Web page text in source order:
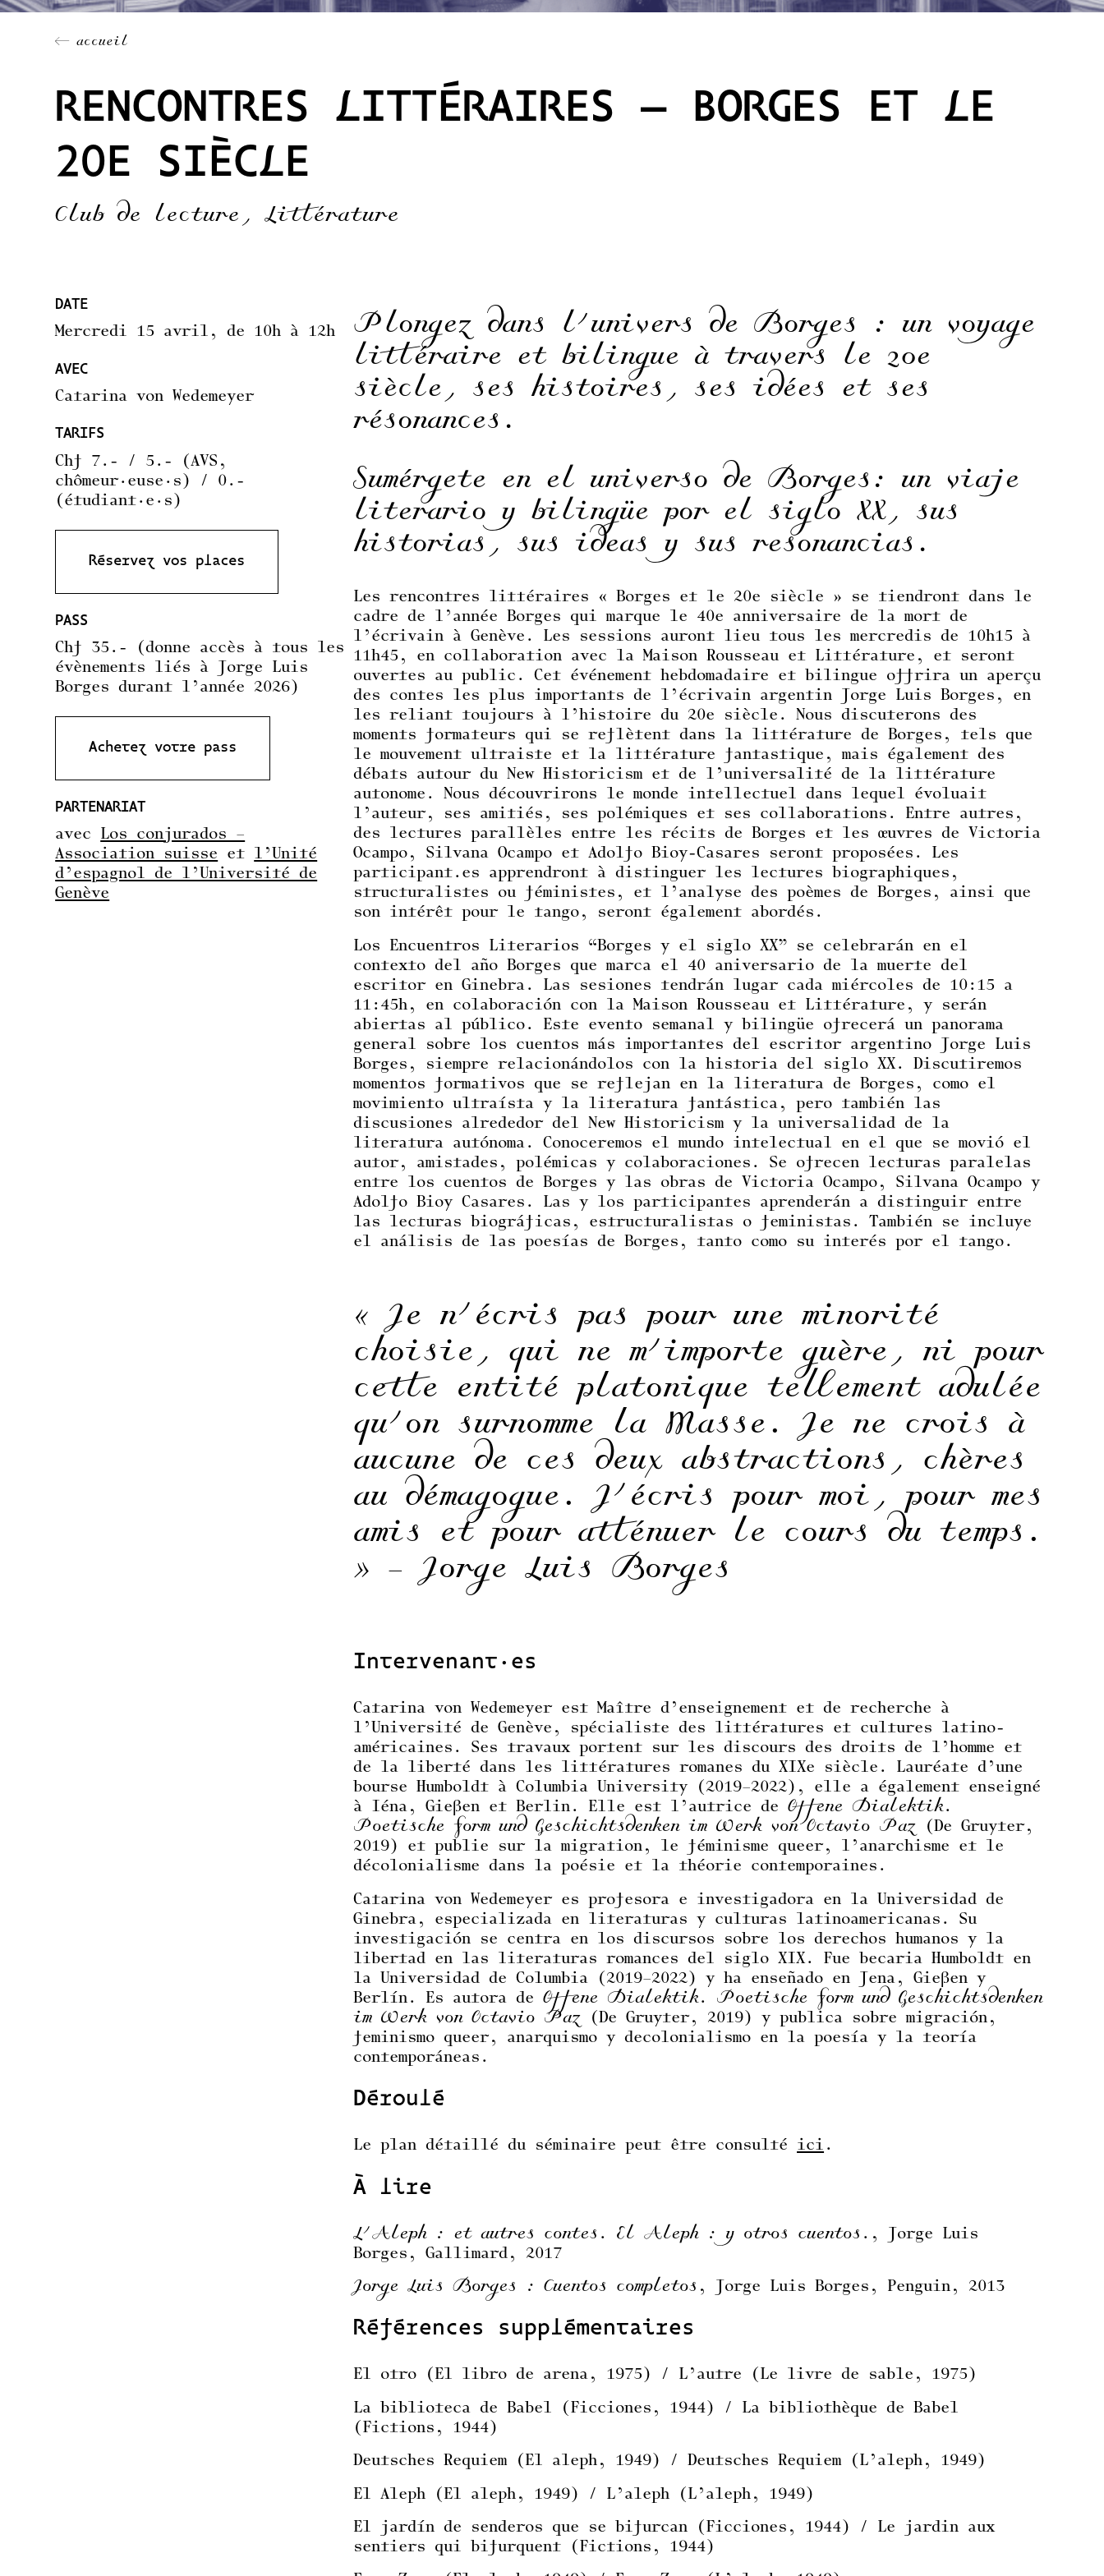
← accueil
RENCONTRES LITTÉRAIRES – BORGES ET LE
20E SIÈCLE
Club de lecture, Littérature
DATE
Mercredi 15 avril, de 10h à 12h
AVEC
Catarina von Wedemeyer
TARIFS
Chf 7.- / 5.- (AVS,
chômeur·euse·s) / 0.-
(étudiant·e·s)
Réservez vos places
PASS
Chf 35.- (donne accès à tous les
évènements liés à Jorge Luis
Borges durant l’année 2026)
Achetez votre pass
PARTENARIAT
avec Los conjurados –
Association suisse et l’Unité
d’espagnol de l’Université de
Genève
Plongez dans l’univers de Borges : un voyage
littéraire et bilingue à travers le 20e
siècle, ses histoires, ses idées et ses
résonances.
Sumérgete en el universo de Borges: un viaje
literario y bilingüe por el siglo XX, sus
historias, sus ideas y sus resonancias.
Les rencontres littéraires « Borges et le 20e siècle » se tiendront dans le
cadre de l’année Borges qui marque le 40e anniversaire de la mort de
l’écrivain à Genève. Les sessions auront lieu tous les mercredis de 10h15 à
11h45, en collaboration avec la Maison Rousseau et Littérature, et seront
ouvertes au public. Cet événement hebdomadaire et bilingue offrira un aperçu
des contes les plus importants de l’écrivain argentin Jorge Luis Borges, en
les reliant toujours à l’histoire du 20e siècle. Nous discuterons des
moments formateurs qui se reflètent dans la littérature de Borges, tels que
le mouvement ultraiste et la littérature fantastique, mais également des
débats autour du New Historicism et de l’universalité de la littérature
autonome. Nous découvrirons le monde intellectuel dans lequel évoluait
l’auteur, ses amitiés, ses polémiques et ses collaborations. Entre autres,
des lectures parallèles entre les récits de Borges et les œuvres de Victoria
Ocampo, Silvana Ocampo et Adolfo Bioy-Casares seront proposées. Les
participant.es apprendront à distinguer les lectures biographiques,
structuralistes ou féministes, et l’analyse des poèmes de Borges, ainsi que
son intérêt pour le tango, seront également abordés.
Los Encuentros Literarios “Borges y el siglo XX” se celebrarán en el
contexto del año Borges que marca el 40 aniversario de la muerte del
escritor en Ginebra. Las sesiones tendrán lugar cada miércoles de 10:15 a
11:45h, en colaboración con la Maison Rousseau et Littérature, y serán
abiertas al público. Este evento semanal y bilingüe ofrecerá un panorama
general sobre los cuentos más importantes del escritor argentino Jorge Luis
Borges, siempre relacionándolos con la historia del siglo XX. Discutiremos
momentos formativos que se reflejan en la literatura de Borges, como el
movimiento ultraísta y la literatura fantástica, pero también las
discusiones alrededor del New Historicism y la universalidad de la
literatura autónoma. Conoceremos el mundo intelectual en el que se movió el
autor, amistades, polémicas y colaboraciones. Se ofrecen lecturas paralelas
entre los cuentos de Borges y las obras de Victoria Ocampo, Silvana Ocampo y
Adolfo Bioy Casares. Las y los participantes aprenderán a distinguir entre
las lecturas biográficas, estructuralistas o feministas. También se incluye
el análisis de las poesías de Borges, tanto como su interés por el tango.
« Je n’écris pas pour une minorité
choisie, qui ne m’importe guère, ni pour
cette entité platonique tellement adulée
qu’on surnomme la Masse. Je ne crois à
aucune de ces deux abstractions, chères
au démagogue. J’écris pour moi, pour mes
amis et pour atténuer le cours du temps.
» – Jorge Luis Borges
Intervenant·es
Catarina von Wedemeyer est Maître d’enseignement et de recherche à
l’Université de Genève, spécialiste des littératures et cultures latino-
américaines. Ses travaux portent sur les discours des droits de l’homme et
de la liberté dans les littératures romanes du XIXe siècle. Lauréate d’une
bourse Humboldt à Columbia University (2019–2022), elle a également enseigné
à Iéna, Gießen et Berlin. Elle est l’autrice deOffene Dialektik.
Poetische Form und Geschichtsdenken im Werk von Octavio Paz (De Gruyter,
2019) et publie sur la migration, le féminisme queer, l’anarchisme et le
décolonialisme dans la poésie et la théorie contemporaines.
Catarina von Wedemeyer es profesora e investigadora en la Universidad de
Ginebra, especializada en literaturas y culturas latinoamericanas. Su
investigación se centra en los discursos sobre los derechos humanos y la
libertad en las literaturas romances del siglo XIX. Fue becaria Humboldt en
la Universidad de Columbia (2019–2022) y ha enseñado en Jena, Gießen y
Berlín. Es autora deOffene Dialektik. Poetische Form und Geschichtsdenken
im Werk von Octavio Paz (De Gruyter, 2019) y publica sobre migración,
feminismo queer, anarquismo y decolonialismo en la poesía y la teoría
contemporáneas.
Déroulé
Le plan détaillé du séminaire peut être consulté ici .
À lire
L’Aleph : et autres contes. El Aleph : y otros cuentos. , Jorge Luis
Borges, Gallimard, 2017
Jorge Luis Borges : Cuentos completos , Jorge Luis Borges, Penguin, 2013
Références supplémentaires
El otro (El libro de arena, 1975) / L’autre (Le livre de sable, 1975)
La biblioteca de Babel (Ficciones, 1944) / La bibliothèque de Babel
(Fictions, 1944)
Deutsches Requiem (El aleph, 1949) / Deutsches Requiem (L’aleph, 1949)
El Aleph (El aleph, 1949) / L’aleph (L’aleph, 1949)
El jardín de senderos que se bifurcan (Ficciones, 1944) / Le jardin aux
sentiers qui bifurquent (Fictions, 1944)